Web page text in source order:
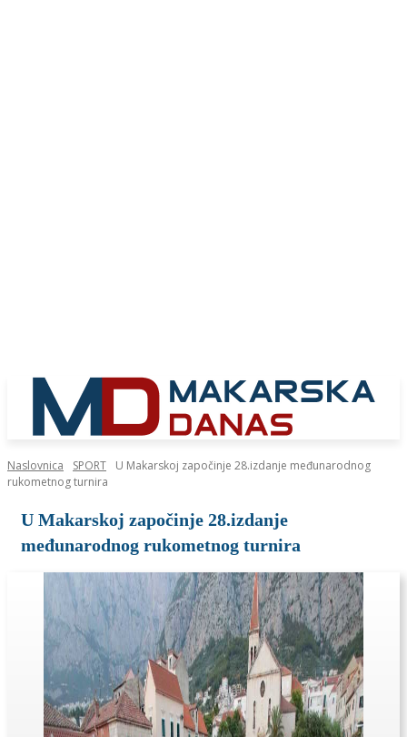
Naslovnica SPORT
U Makarskoj započinje 28.izdanje međunarodnog
rukometnog turnira
U Makarskoj započinje 28.izdanje
međunarodnog rukometnog turnira